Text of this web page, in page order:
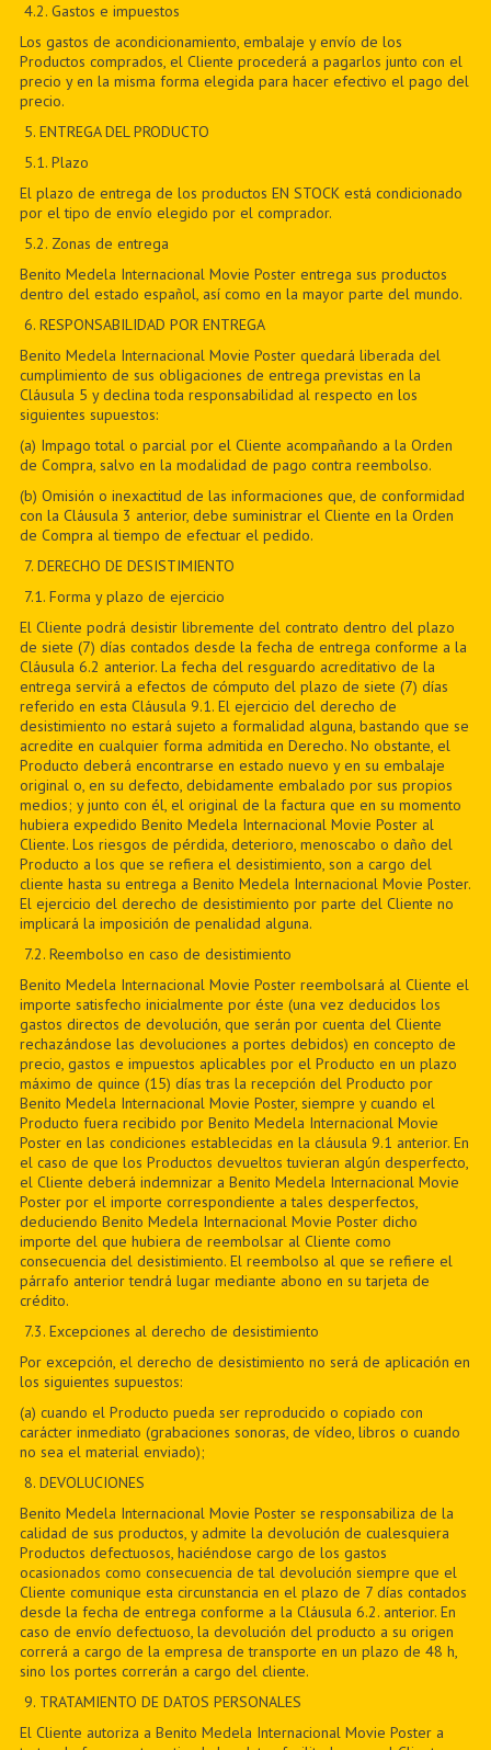
4.2. Gastos e impuestos
Los gastos de acondicionamiento, embalaje y envío de los
Productos comprados, el Cliente procederá a pagarlos junto con el
precio y en la misma forma elegida para hacer efectivo el pago del
precio.
5. ENTREGA DEL PRODUCTO
5.1. Plazo
El plazo de entrega de los productos EN STOCK está condicionado
por el tipo de envío elegido por el comprador.
5.2. Zonas de entrega
Benito Medela Internacional Movie Poster entrega sus productos
dentro del estado español, así como en la mayor parte del mundo.
6. RESPONSABILIDAD POR ENTREGA
Benito Medela Internacional Movie Poster quedará liberada del
cumplimiento de sus obligaciones de entrega previstas en la
Cláusula 5 y declina toda responsabilidad al respecto en los
siguientes supuestos:
(a) Impago total o parcial por el Cliente acompañando a la Orden
de Compra, salvo en la modalidad de pago contra reembolso.
(b) Omisión o inexactitud de las informaciones que, de conformidad
con la Cláusula 3 anterior, debe suministrar el Cliente en la Orden
de Compra al tiempo de efectuar el pedido.
7. DERECHO DE DESISTIMIENTO
7.1. Forma y plazo de ejercicio
El Cliente podrá desistir libremente del contrato dentro del plazo
de siete (7) días contados desde la fecha de entrega conforme a la
Cláusula 6.2 anterior. La fecha del resguardo acreditativo de la
entrega servirá a efectos de cómputo del plazo de siete (7) días
referido en esta Cláusula 9.1. El ejercicio del derecho de
desistimiento no estará sujeto a formalidad alguna, bastando que se
acredite en cualquier forma admitida en Derecho. No obstante, el
Producto deberá encontrarse en estado nuevo y en su embalaje
original o, en su defecto, debidamente embalado por sus propios
medios; y junto con él, el original de la factura que en su momento
hubiera expedido Benito Medela Internacional Movie Poster al
Cliente. Los riesgos de pérdida, deterioro, menoscabo o daño del
Producto a los que se refiera el desistimiento, son a cargo del
cliente hasta su entrega a Benito Medela Internacional Movie Poster.
El ejercicio del derecho de desistimiento por parte del Cliente no
implicará la imposición de penalidad alguna.
7.2. Reembolso en caso de desistimiento
Benito Medela Internacional Movie Poster reembolsará al Cliente el
importe satisfecho inicialmente por éste (una vez deducidos los
gastos directos de devolución, que serán por cuenta del Cliente
rechazándose las devoluciones a portes debidos) en concepto de
precio, gastos e impuestos aplicables por el Producto en un plazo
máximo de quince (15) días tras la recepción del Producto por
Benito Medela Internacional Movie Poster, siempre y cuando el
Producto fuera recibido por Benito Medela Internacional Movie
Poster en las condiciones establecidas en la cláusula 9.1 anterior. En
el caso de que los Productos devueltos tuvieran algún desperfecto,
el Cliente deberá indemnizar a Benito Medela Internacional Movie
Poster por el importe correspondiente a tales desperfectos,
deduciendo Benito Medela Internacional Movie Poster dicho
importe del que hubiera de reembolsar al Cliente como
consecuencia del desistimiento. El reembolso al que se refiere el
párrafo anterior tendrá lugar mediante abono en su tarjeta de
crédito.
7.3. Excepciones al derecho de desistimiento
Por excepción, el derecho de desistimiento no será de aplicación en
los siguientes supuestos:
(a) cuando el Producto pueda ser reproducido o copiado con
carácter inmediato (grabaciones sonoras, de vídeo, libros o cuando
no sea el material enviado);
8. DEVOLUCIONES
Benito Medela Internacional Movie Poster se responsabiliza de la
calidad de sus productos, y admite la devolución de cualesquiera
Productos defectuosos, haciéndose cargo de los gastos
ocasionados como consecuencia de tal devolución siempre que el
Cliente comunique esta circunstancia en el plazo de 7 días contados
desde la fecha de entrega conforme a la Cláusula 6.2. anterior. En
caso de envío defectuoso, la devolución del producto a su origen
correrá a cargo de la empresa de transporte en un plazo de 48 h,
sino los portes correrán a cargo del cliente.
9. TRATAMIENTO DE DATOS PERSONALES
El Cliente autoriza a Benito Medela Internacional Movie Poster a